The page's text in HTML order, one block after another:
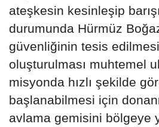
ateşkesin kesinleşip
durumunda Hürmüz
güvenliğinin tesis
oluşturulması muhtemel
misyonda hızlı şekilde
başlanabilmesi için
avlama gemisini bölgeye